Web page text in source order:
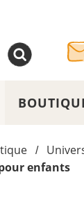
/
enfants